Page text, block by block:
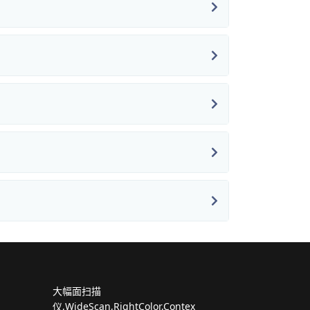
大幅面扫描
仪,WideScan,RightColor,Contex